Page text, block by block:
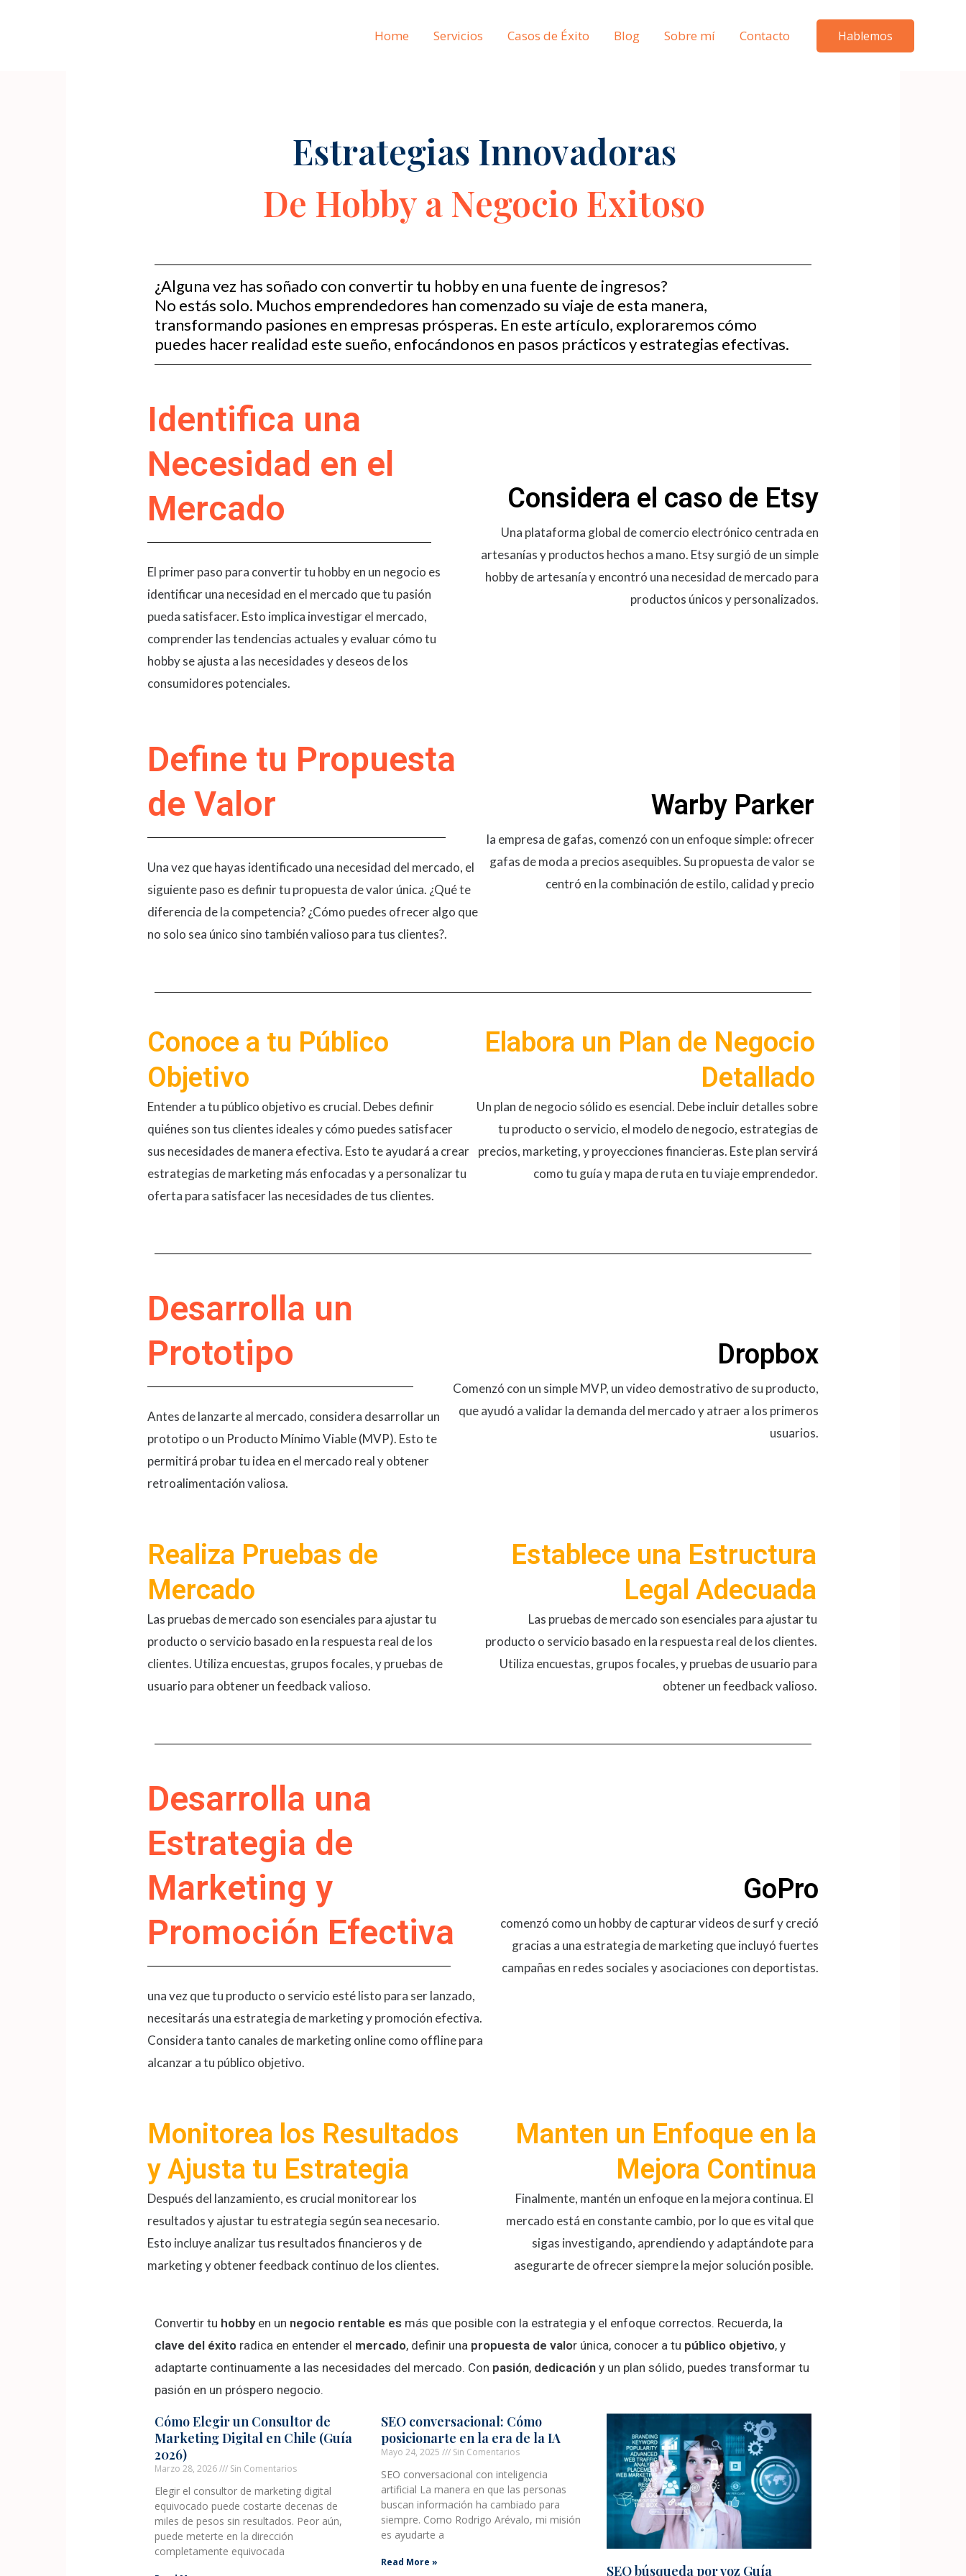
Home Servicios Casos de Éxito Blog Sobre mí Contacto Hablemos
Estrategias Innovadoras
De Hobby a Negocio Exitoso
¿Alguna vez has soñado con convertir tu hobby en una fuente de ingresos?
No estás solo. Muchos emprendedores han comenzado su viaje de esta manera,
transformando pasiones en empresas prósperas. En este artículo, exploraremos cómo
puedes hacer realidad este sueño, enfocándonos en pasos prácticos y estrategias efectivas.
Identifica una
Necesidad en el
Mercado
El primer paso para convertir tu hobby en un negocio es
identificar una necesidad en el mercado que tu pasión
pueda satisfacer​​. Esto implica investigar el mercado,
comprender las tendencias actuales y evaluar cómo tu
hobby se ajusta a las necesidades y deseos de los
consumidores potenciales.
Considera el caso de Etsy
Una plataforma global de comercio electrónico centrada en
artesanías y productos hechos a mano. Etsy surgió de un simple
hobby de artesanía y encontró una necesidad de mercado para
productos únicos y personalizados.
Define tu Propuesta
de Valor
Una vez que hayas identificado una necesidad del mercado, el
siguiente paso es definir tu propuesta de valor única. ¿Qué te
diferencia de la competencia? ¿Cómo puedes ofrecer algo que
no solo sea único sino también valioso para tus clientes?​​.
Warby Parker
la empresa de gafas, comenzó con un enfoque simple: ofrecer
gafas de moda a precios asequibles. Su propuesta de valor se
centró en la combinación de estilo, calidad y precio
​Conoce a tu Público
Objetivo
Entender a tu público objetivo es crucial. Debes definir
quiénes son tus clientes ideales y cómo puedes satisfacer
sus necesidades de manera efectiva​​. Esto te ayudará a crear
estrategias de marketing más enfocadas y a personalizar tu
oferta para satisfacer las necesidades de tus clientes.
Elabora un Plan de Negocio
Detallado
Un plan de negocio sólido es esencial. Debe incluir detalles sobre
tu producto o servicio, el modelo de negocio, estrategias de
precios, marketing, y proyecciones financieras​​. Este plan servirá
como tu guía y mapa de ruta en tu viaje emprendedor.
Desarrolla un
Prototipo
Antes de lanzarte al mercado, considera desarrollar un
prototipo o un Producto Mínimo Viable (MVP). Esto te
permitirá probar tu idea en el mercado real y obtener
retroalimentación valiosa​​.
Dropbox
Comenzó con un simple MVP, un video demostrativo de su producto,
que ayudó a validar la demanda del mercado y atraer a los primeros
usuarios.
Realiza Pruebas de
Mercado
Las pruebas de mercado son esenciales para ajustar tu
producto o servicio basado en la respuesta real de los
clientes. Utiliza encuestas, grupos focales, y pruebas de
usuario para obtener un feedback valioso​​.
Establece una Estructura
Legal Adecuada
Las pruebas de mercado son esenciales para ajustar tu
producto o servicio basado en la respuesta real de los clientes.
Utiliza encuestas, grupos focales, y pruebas de usuario para
obtener un feedback valioso​​.
Desarrolla una
Estrategia de
Marketing y
Promoción Efectiva
una vez que tu producto o servicio esté listo para ser lanzado,
necesitarás una estrategia de marketing y promoción efectiva​​.
Considera tanto canales de marketing online como offline para
alcanzar a tu público objetivo.
GoPro
comenzó como un hobby de capturar videos de surf y creció
gracias a una estrategia de marketing que incluyó fuertes
campañas en redes sociales y asociaciones con deportistas.
Monitorea los Resultados
y Ajusta tu Estrategia
Después del lanzamiento, es crucial monitorear los
resultados y ajustar tu estrategia según sea necesario.
Esto incluye analizar tus resultados financieros y de
marketing y obtener feedback continuo de los clientes​​.
Manten un Enfoque en la
Mejora Continua
Finalmente, mantén un enfoque en la mejora continua. El
mercado está en constante cambio, por lo que es vital que
sigas investigando, aprendiendo y adaptándote para
asegurarte de ofrecer siempre la mejor solución posible​​.
Convertir tu hobby en un negocio rentable es más que posible con la estrategia y el enfoque correctos. Recuerda, la
clave del éxito radica en entender el mercado, definir una propuesta de valor única, conocer a tu público objetivo, y
adaptarte continuamente a las necesidades del mercado. Con pasión, dedicacióny un plan sólido, puedes transformar tu
pasión en un próspero negocio.
Cómo Elegir un Consultor de
Marketing Digital en Chile (Guía
2026)
Marzo 28, 2026 Sin Comentarios
Elegir el consultor de marketing digital
equivocado puede costarte decenas de
miles de pesos sin resultados. Peor aún,
puede meterte en la dirección
completamente equivocada
SEO conversacional: Cómo
posicionarte en la era de la IA
Mayo 24, 2025 Sin Comentarios
SEO conversacional con inteligencia
artificial La manera en que las personas
buscan información ha cambiado para
siempre. Como Rodrigo Arévalo, mi misión
es ayudarte a
Read More »
SEO búsqueda por voz Guía